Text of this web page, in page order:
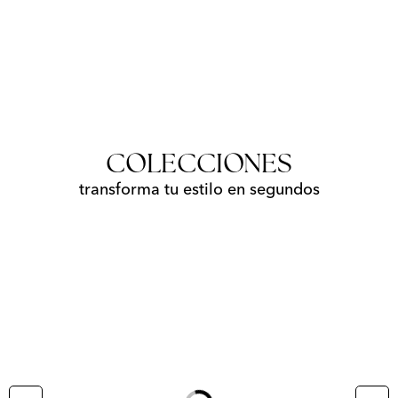
COLECCIONES
transforma tu estilo en segundos